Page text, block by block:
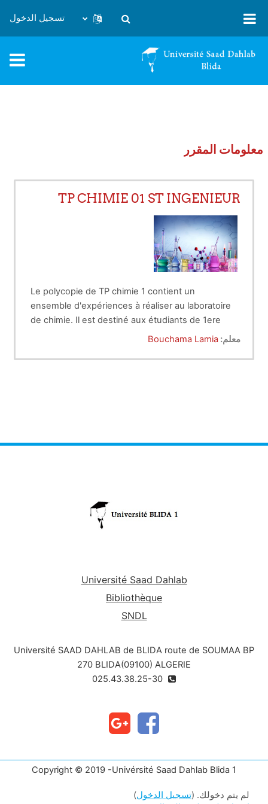
تبديل إدخال البحث
تسجيل الدخول
معلومات المقرر
TP CHIMIE 01 ST INGENIEUR
Le polycopie de TP chimie 1 contient un
ensemble d'expériences à réaliser au laboratoire
de chimie. Il est destiné aux étudiants de 1ere
année Tron commun ST Ingénieur. Les
de mieux assimiler les cours théoriques.
معلم: Bouchama Lamia
Université Saad Dahlab
Bibliothèque
SNDL
Université SAAD DAHLAB de BLIDA route de SOUMAA BP
270 BLIDA(09100) ALGERIE
Copyright © 2019 -Univérsité Saad Dahlab Blida 1
لم يتم دخولك. (تسجيل الدخول)